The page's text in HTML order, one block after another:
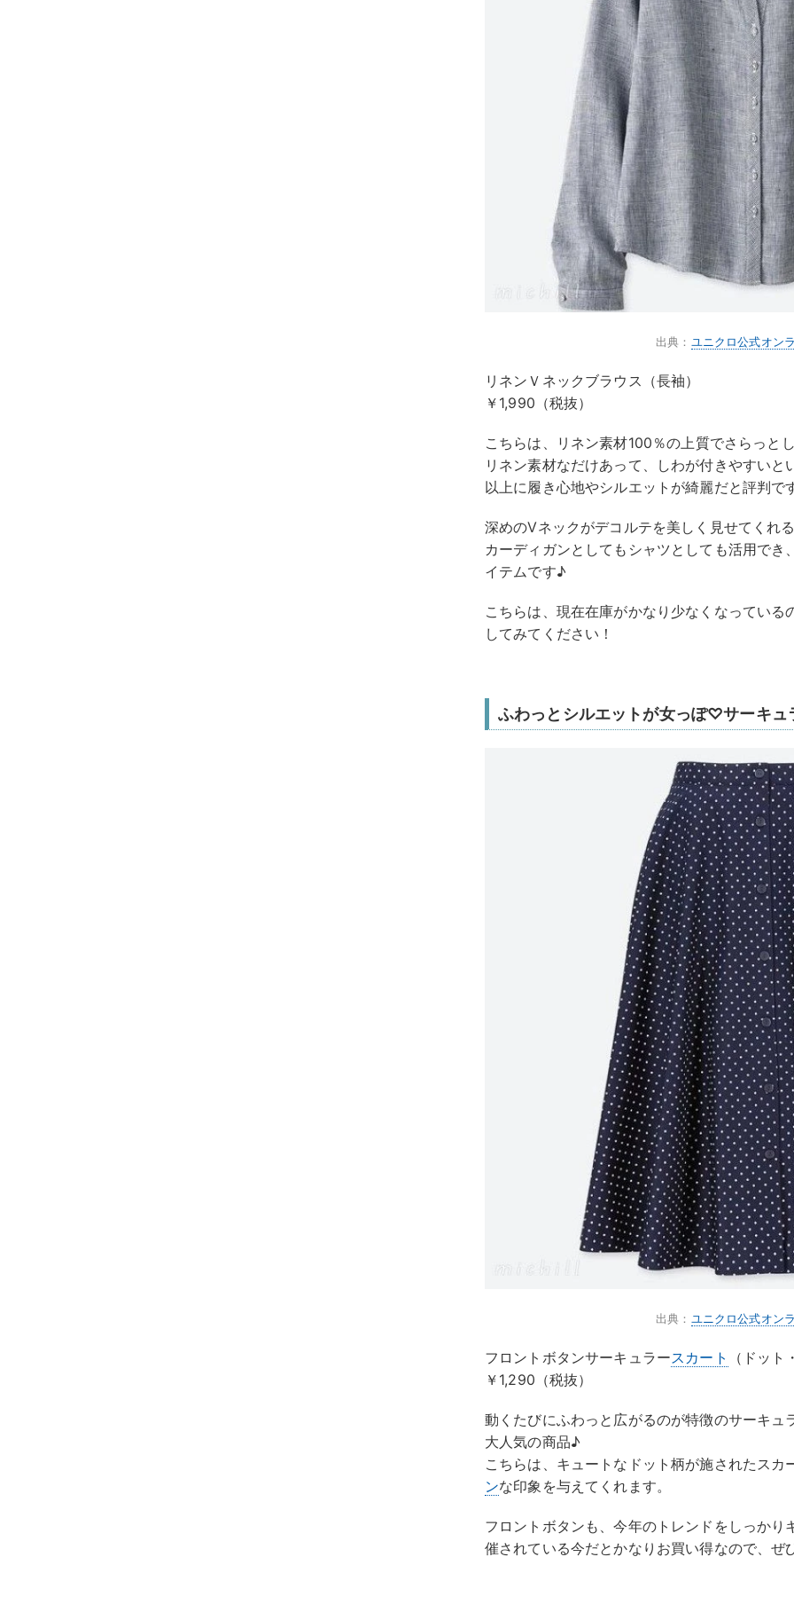
出典： ユニクロ公式オン
リネンＶネックブラウス（長袖）
￥1,990（税抜）
こちらは、リネン素材100％の上質でさらっと
リネン素材なだけあって、しわが付きやすい
以上に履き心地やシルエットが綺麗だと評判で
深めのVネックがデコルテを美しく見せてくれ
カーディガンとしてもシャツとしても活用で
イテムです♪
こちらは、現在在庫がかなり少なくなってい
してみてください！
ふわっとシルエットが女っぽ♡サーキュ
出典： ユニクロ公式オン
フロントボタンサーキュラースカート
（ドッ
￥1,290（税抜）
動くたびにふわっと広がるのが特徴のサーキュ
大人気の商品♪
こちらは、キュートなドット柄が施されたスカ
ンな印象を与えてくれます。
フロントボタンも、今年のトレンドをしっか
催されている今だとかなりお買い得なので、ぜ